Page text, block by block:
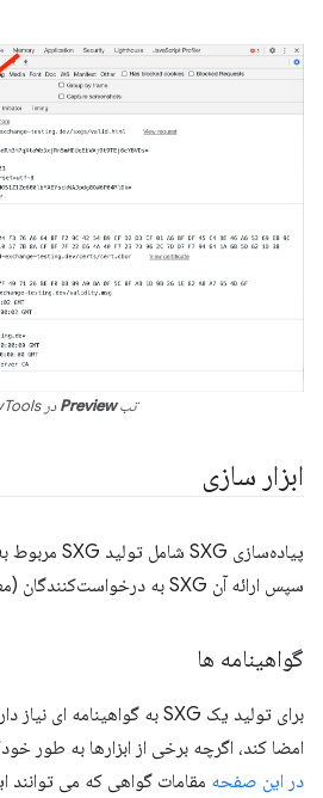
تبPreviewدر DevTools
ابزار سازی
سپس ارائه آن SXG به درخواست‌کنندگان (معمولاً خزنده‌ها) است.
گواهینامه ها
امضا کند، اگرچه برخی از ابزارها به طور
در این صفحه مقامات گواهی که می توانند